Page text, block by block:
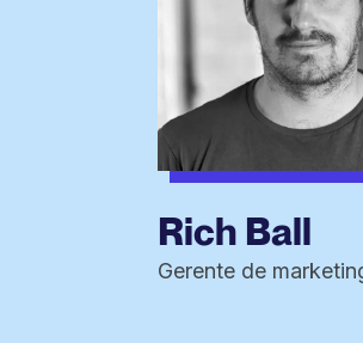
Rich Ball
Gerente de